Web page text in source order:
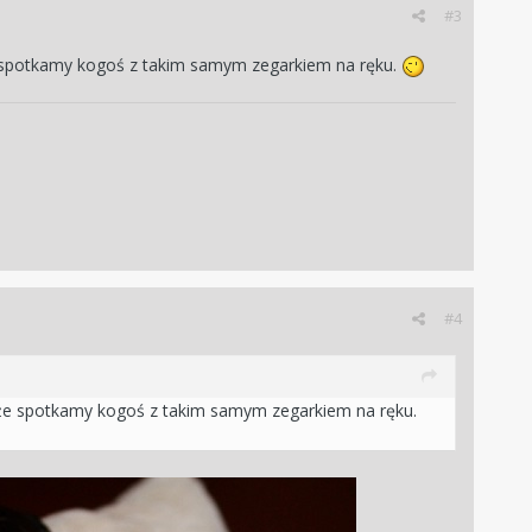
#3
kogoś z takim samym zegarkiem na ręku.
#4
spotkamy kogoś z takim samym zegarkiem na ręku.